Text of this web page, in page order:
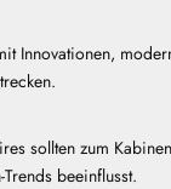
Innovationen,
sollten zum
beeinflusst.